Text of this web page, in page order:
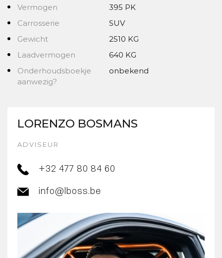
Vermogen
395 PK
Carrosserie
SUV
Gewicht
2510 KG
Laadvermogen
640 KG
Onderhoudsboekje
aanwezig?
onbekend
LORENZO BOSMANS
ADVISEUR
+32 477 80 84 60
info@lboss.be